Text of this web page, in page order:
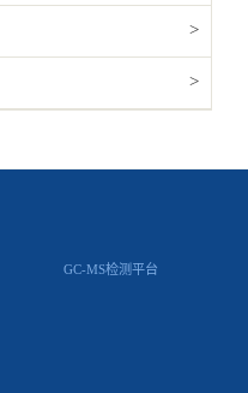
>
>
GC-MS检测平台